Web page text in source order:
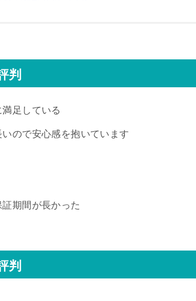
判
足している
ので安心感を抱いています
期間が長かった
判